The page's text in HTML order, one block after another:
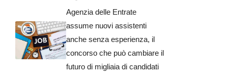
Agenzia delle Entrate
assume nuovi assistenti
anche senza esperienza, il
concorso che può cambiare il
futuro di migliaia di candidati